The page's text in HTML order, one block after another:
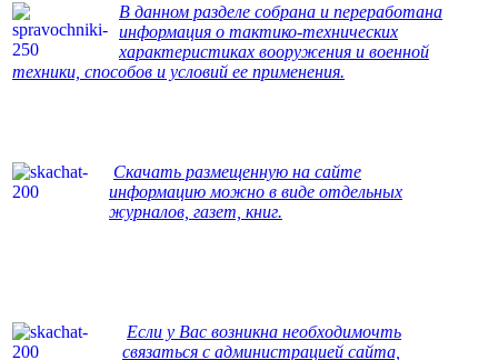
В данном разделе собрана и переработана
информация о тактико-технических
характеристиках вооружения и военной
техники, способов и условий ее применения.
Скачать размещенную на сайте
информацию можно в виде отдельных
журналов, газет, книг.
Если у Вас возникна необходимочть
связаться с администрацией сайта,